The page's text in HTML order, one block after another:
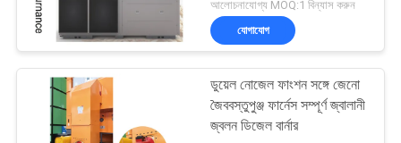
আবেদন
সাইট
মিশ্র ফ্লো ড্রায়ার
আলোচনাযোগ্য MOQ:1 বিন্যাস করুন
যোগাযোগ
ডুয়েল নোজেল ফাংশন সঙ্গে জেনো
জৈববস্তুপুঞ্জ ফার্নেস সম্পূর্ণ জ্বালানী
জ্বলন ডিজেল বার্নার